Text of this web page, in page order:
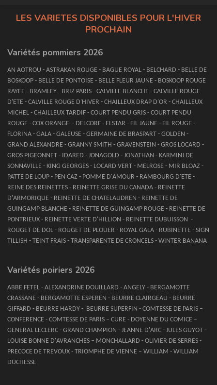
LES VARIETES DISPONIBLES POUR L'HIVER
PROCHAIN
Variétés pommiers 2026
AN AOTROU - ASTRAKAN ROUGE - BAGUE ROYAL - BELCHARD - BELLE DE
BOSKOOP - BELLE DE PONTOISE - BELLE FLEUR JAUNE - BOSKOOP ROUGE
RAYEE - BRAMLEY - BRIZ PARIS - CALVILLE BLANCHE - CALVILLE ROUGE
D'ETE - CALVILLE ROUGE D'HIVER - CHAILLEUX DRAP D'OR - CHAILLEUX
MICHEL - CHAILLEUX TARDIF - COURT PENDU GRIS - COURT PENDU
ROUGE - COX ORANGE - DELCORF - ELSTAR - FIL JAUNE - FIL ROUGE -
FLORINA - GALA - GALEUSE - GERMAINE DE BRASPART - GOLDEN -
GRAND ALEXANDRE - GRANNY SMITH - GRAVENSTEIN - GROS LOCARD -
GROS PIGEONNET - IDARED - JONAGOLD - JONATHAN - KARMINJ DE
SONNAVILLE - KING GEORGES - LOCARD VERT - MELROSE - MIR BLOAZ -
PATTE DE LOUP - PEN CAZ - POMME D'AMOUR - RAMBOURG D'ETE -
REINE DES REINETTES - REINETTE GRISE DU CANADA - REINETTE
D'ARMORIQUE - REINETTE DE CHATELAUDREN - REINETTE DE
GUINGAMP BLANCHE - REINETTE DE GUINGAMP ROUGE - REINETTE DE
PONTRIEUX - REINETTE VERTE D'HILLION - REINETTE DUBUISSON -
ROUGET DE DOL - ROUGET DE PLOUER - ROYAL GALA - RUBINETTE - SIGN
TILLISH - TEINT FRAIS - TRANSPARENTE DE CRONCELS - WINTER BANANA
Variétés poiriers 2026
ABBE FETEL - ALEXANDRINE DOUILLARD - ANGELY - BERGAMOTTE
CRASSANE - BERGAMOTTE ESPEREN - BEURRE CLAIRGEAU - BEURRE
GIFFARD - BEURRE HARDY - BEURRE SUPERFIN - COMTESSE DE PARIS –
CONFERENCE - COMTESSE DE PARIS – CURE - DOYENNE DU COMICE –
GENERAL LECLERC - GRAND CHAMPION - JEANNE D'ARC - JULES GUYOT -
LOUISE BONNE D'AVRANCHES – MONCHALLARD - OLIVIER DE SERRES -
PRECOCE DE TREVOUX - TRIOMPHE DE VIENNE – WILLIAM - WILLIAM
DUCHESSE